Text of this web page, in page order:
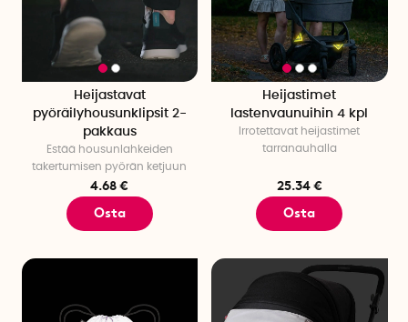
Heijastavat
pyöräilyhousunklipsit 2-
pakkaus
Estää housunlahkeiden
takertumisen pyörän ketjuun
4.68 €
Osta
Heijastimet
lastenvaunuihin 4 kpl
Irrotettavat heijastimet
tarranauhalla
25.34 €
Osta